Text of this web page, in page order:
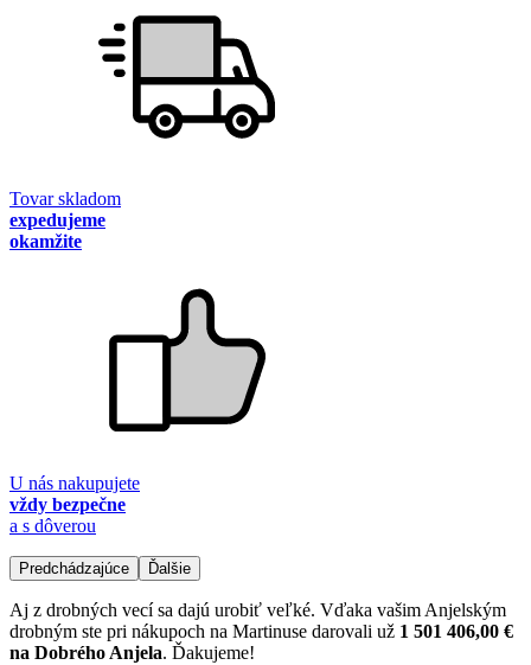
Tovar skladom
expedujeme
okamžite
U nás nakupujete
vždy bezpečne
a s dôverou
Predchádzajúce Ďalšie
Aj z drobných vecí sa dajú urobiť veľké. Vďaka vašim Anjelským
drobným ste pri nákupoch na Martinuse darovali už 1 501 406,00 €
na Dobrého Anjela. Ďakujeme!